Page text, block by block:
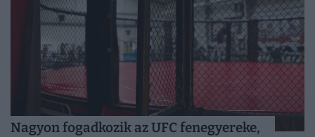
Nagyon fogadkozik az UFC fenegyereke,